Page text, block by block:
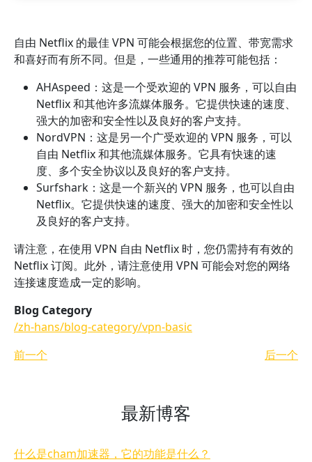
自由 Netflix 的最佳 VPN 可能会根据您的位置、带宽需求
和喜好而有所不同。但是，一些通用的推荐可能包括：
AHAspeed：这是一个受欢迎的 VPN 服务，可以自由
Netflix 和其他许多流媒体服务。它提供快速的速度、
强大的加密和安全性以及良好的客户支持。
NordVPN：这是另一个广受欢迎的 VPN 服务，可以
自由 Netflix 和其他流媒体服务。它具有快速的速
度、多个安全协议以及良好的客户支持。
Surfshark：这是一个新兴的 VPN 服务，也可以自由
Netflix。它提供快速的速度、强大的加密和安全性以
及良好的客户支持。
请注意，在使用 VPN 自由 Netflix 时，您仍需持有有效的
Netflix 订阅。此外，请注意使用 VPN 可能会对您的网络
连接速度造成一定的影响。
Blog Category
/zh-hans/blog-category/vpn-basic
前一个
后一个
最新博客
什么是cham加速器，它的功能是什么？